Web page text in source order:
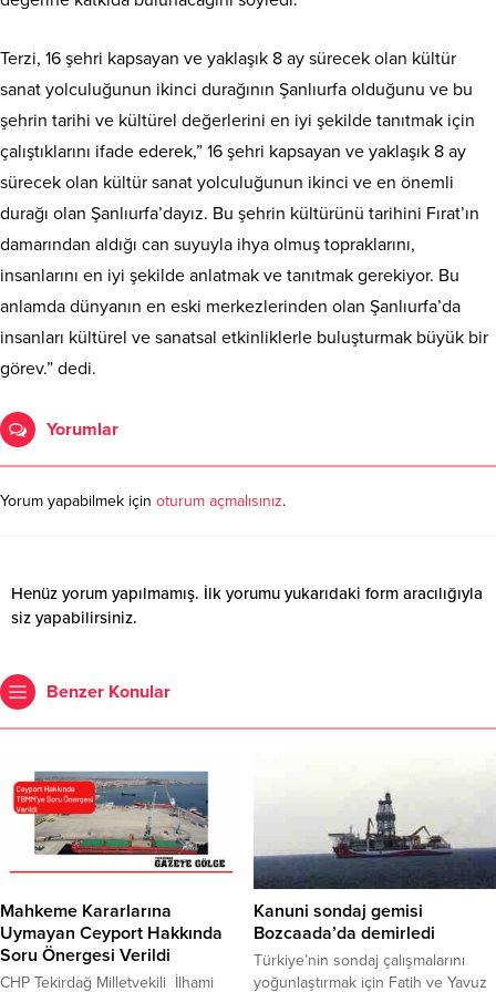
Terzi, 16 şehri kapsayan ve yaklaşık 8 ay sürecek olan kültür
sanat yolculuğunun ikinci durağının Şanlıurfa olduğunu ve bu
şehrin tarihi ve kültürel değerlerini en iyi şekilde tanıtmak için
çalıştıklarını ifade ederek,” 16 şehri kapsayan ve yaklaşık 8 ay
sürecek olan kültür sanat yolculuğunun ikinci ve en önemli
durağı olan Şanlıurfa’dayız. Bu şehrin kültürünü tarihini Fırat’ın
damarından aldığı can suyuyla ihya olmuş topraklarını,
insanlarını en iyi şekilde anlatmak ve tanıtmak gerekiyor. Bu
anlamda dünyanın en eski merkezlerinden olan Şanlıurfa’da
insanları kültürel ve sanatsal etkinliklerle buluşturmak büyük bir
görev.” dedi.
Yorumlar
Yorum yapabilmek için oturum açmalısınız.
Henüz yorum yapılmamış. İlk yorumu yukarıdaki form aracılığıyla
siz yapabilirsiniz.
Benzer Konular
Mahkeme Kararlarına
Uymayan Ceyport Hakkında
Soru Önergesi Verildi
CHP Tekirdağ Milletvekili İlhami
Kanuni sondaj gemisi
Bozcaada’da demirledi
Türkiye’nin sondaj çalışmalarını
yoğunlaştırmak için Fatih ve Yavuz